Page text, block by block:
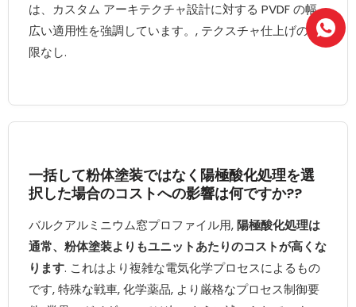
は、カスタム アーキテクチャ設計に対する PVDF の幅
広い適用性を強調しています。, テクスチャ仕上げの制
限なし.
一括して粉体塗装ではなく陽極酸化処理を選
択した場合のコストへの影響は何ですか??
バルクアルミニウム窓プロファイル用,陽極酸化処理は
通常、粉体塗装よりもユニットあたりのコストが高くな
ります. これはより複雑な電気化学プロセスによるもの
です, 特殊な戦車, 化学薬品, より厳格なプロセス制御要